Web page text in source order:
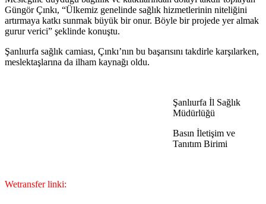
Güngör Çınkı, “Ülkemiz genelinde sağlık hizmetlerinin niteliğini
artırmaya katkı sunmak büyük bir onur. Böyle bir projede yer almak
gurur verici” şeklinde konuştu.
Şanlıurfa sağlık camiası, Çınkı’nın bu başarısını takdirle karşılarken,
meslektaşlarına da ilham kaynağı oldu.
Şanlıurfa İl Sağlık
Müdürlüğü
Basın İletişim ve
Tanıtım Birimi
Wetransfer linki: